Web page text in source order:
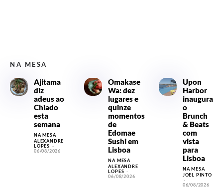
NA MESA
Ajitama
diz
adeus ao
Chiado
esta
semana
NA MESA
ALEXANDRE
LOPES -
06/08/2026
Omakase
Wa: dez
lugares e
quinze
momentos
de
Edomae
Sushi em
Lisboa
NA MESA
ALEXANDRE
LOPES -
06/08/2026
Upon
Harbor
inaugura
o
Brunch
& Beats
com
vista
para
Lisboa
NA MESA
JOEL PINTO
-
06/08/2026